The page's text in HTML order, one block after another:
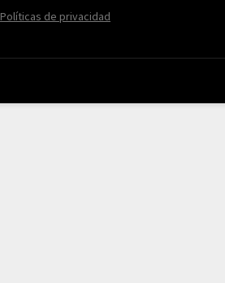
Políticas de privacidad